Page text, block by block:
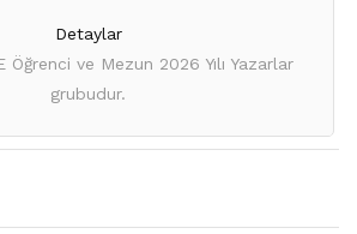
Detaylar
Öğrenci ve Mezun 2026 Yılı Yazarlar
grubudur.